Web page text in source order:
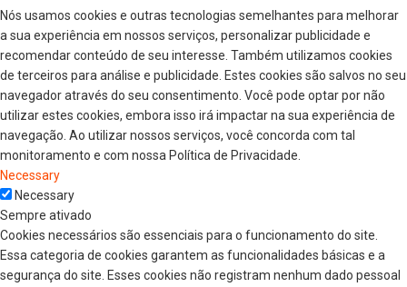
Nós usamos cookies e outras tecnologias semelhantes para melhorar
a sua experiência em nossos serviços, personalizar publicidade e
recomendar conteúdo de seu interesse. Também utilizamos cookies
de terceiros para análise e publicidade. Estes cookies são salvos no seu
navegador através do seu consentimento. Você pode optar por não
utilizar estes cookies, embora isso irá impactar na sua experiência de
navegação. Ao utilizar nossos serviços, você concorda com tal
monitoramento e com nossa Política de Privacidade.
Necessary
Necessary
Sempre ativado
Cookies necessários são essenciais para o funcionamento do site.
Essa categoria de cookies garantem as funcionalidades básicas e a
segurança do site. Esses cookies não registram nenhum dado pessoal